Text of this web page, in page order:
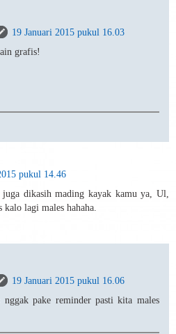
19 Januari 2015 pukul 16.03
grafis!
pukul 14.46
juga dikasih mading kayak kamu ya, Ul,
lagi males hahaha.
19 Januari 2015 pukul 16.06
pake reminder pasti kita males